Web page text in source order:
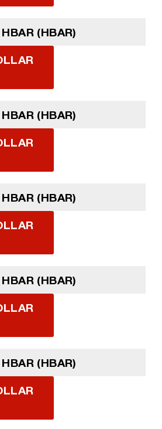
(HBAR)
(HBAR)
(HBAR)
(HBAR)
(HBAR)